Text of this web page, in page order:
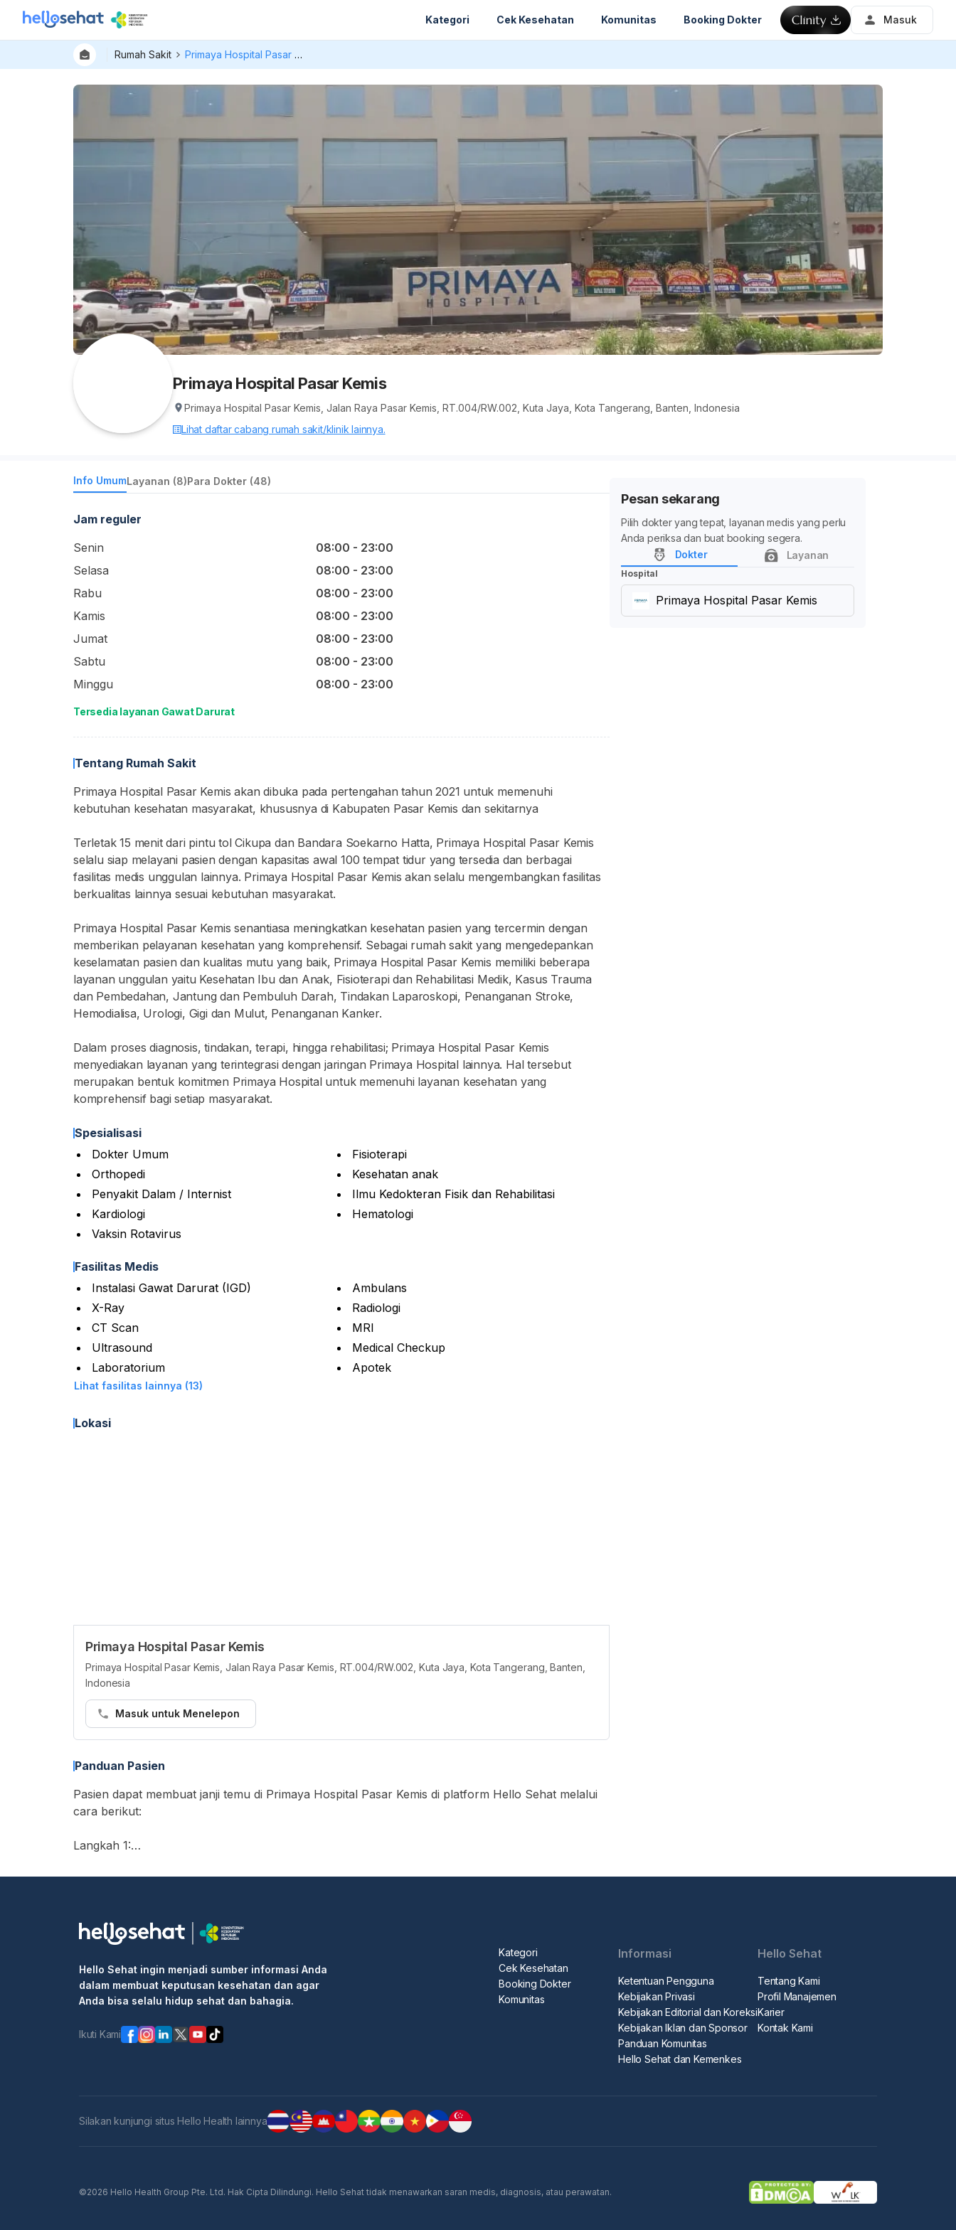
Kategori Cek Kesehatan Komunitas Booking Dokter Masuk
Rumah Sakit Primaya Hospital Pasar Kemis
Primaya Hospital Pasar Kemis
Primaya Hospital Pasar Kemis, Jalan Raya Pasar Kemis, RT.004/RW.002, Kuta Jaya, Kota Tangerang, Banten, Indonesia
Lihat daftar cabang rumah sakit/klinik lainnya.
Info UmumLayanan (8)Para Dokter (48)
Jam reguler
Senin
08:00 - 23:00
Selasa
08:00 - 23:00
Rabu
08:00 - 23:00
Kamis
08:00 - 23:00
Jumat
08:00 - 23:00
Sabtu
08:00 - 23:00
Minggu
08:00 - 23:00
Tersedia layanan Gawat Darurat
Tentang Rumah Sakit
Primaya Hospital Pasar Kemis akan dibuka pada pertengahan tahun 2021 untuk memenuhi
kebutuhan kesehatan masyarakat, khususnya di Kabupaten Pasar Kemis dan sekitarnya
Terletak 15 menit dari pintu tol Cikupa dan Bandara Soekarno Hatta, Primaya Hospital Pasar Kemis
selalu siap melayani pasien dengan kapasitas awal 100 tempat tidur yang tersedia dan berbagai
fasilitas medis unggulan lainnya. Primaya Hospital Pasar Kemis akan selalu mengembangkan fasilitas
berkualitas lainnya sesuai kebutuhan masyarakat.
Primaya Hospital Pasar Kemis senantiasa meningkatkan kesehatan pasien yang tercermin dengan
memberikan pelayanan kesehatan yang komprehensif. Sebagai rumah sakit yang mengedepankan
keselamatan pasien dan kualitas mutu yang baik, Primaya Hospital Pasar Kemis memiliki beberapa
layanan unggulan yaitu Kesehatan Ibu dan Anak, Fisioterapi dan Rehabilitasi Medik, Kasus Trauma
dan Pembedahan, Jantung dan Pembuluh Darah, Tindakan Laparoskopi, Penanganan Stroke,
Hemodialisa, Urologi, Gigi dan Mulut, Penanganan Kanker.
Dalam proses diagnosis, tindakan, terapi, hingga rehabilitasi; Primaya Hospital Pasar Kemis
menyediakan layanan yang terintegrasi dengan jaringan Primaya Hospital lainnya. Hal tersebut
merupakan bentuk komitmen Primaya Hospital untuk memenuhi layanan kesehatan yang
komprehensif bagi setiap masyarakat.
Spesialisasi
Dokter Umum
Fisioterapi
Orthopedi
Kesehatan anak
Penyakit Dalam / Internist
Ilmu Kedokteran Fisik dan Rehabilitasi
Kardiologi
Hematologi
Vaksin Rotavirus
Fasilitas Medis
Instalasi Gawat Darurat (IGD)
Ambulans
X-Ray
Radiologi
CT Scan
MRI
Ultrasound
Medical Checkup
Laboratorium
Apotek
Lihat fasilitas lainnya (13)
Lokasi
Primaya Hospital Pasar Kemis
Primaya Hospital Pasar Kemis, Jalan Raya Pasar Kemis, RT.004/RW.002, Kuta Jaya, Kota Tangerang, Banten,
Indonesia
Masuk untuk Menelepon
Panduan Pasien
Pasien dapat membuat janji temu di Primaya Hospital Pasar Kemis di platform Hello Sehat melalui
cara berikut:
Langkah 1:
• Masukkan "Primaya Hospital Pasar Kemis" di kotak pencarian
• Isi informasi pribadi Anda dan selesaikan pemesanan
Langkah 2: Pergi ke rumah sakit atau klinik terjadwal, pergi ke konter penerimaan medis, tunjukkan
informasi pemesanan kepada resepsionis/perawat
Langkah 3: Masuk ke klinik untuk pemeriksaan.
Pesan sekarang
Pilih dokter yang tepat, layanan medis yang perlu
Anda periksa dan buat booking segera.
Dokter
Layanan
Hospital
Hello Sehat ingin menjadi sumber informasi Anda
dalam membuat keputusan kesehatan dan agar
Anda bisa selalu hidup sehat dan bahagia.
Ikuti Kami
Kategori
Cek Kesehatan
Booking Dokter
Komunitas
Informasi
Ketentuan Pengguna
Kebijakan Privasi
Kebijakan Editorial dan Koreksi
Kebijakan Iklan dan Sponsor
Panduan Komunitas
Hello Sehat dan Kemenkes
Hello Sehat
Tentang Kami
Profil Manajemen
Karier
Kontak Kami
Silakan kunjungi situs Hello Health lainnya
©2026 Hello Health Group Pte. Ltd. Hak Cipta Dilindungi. Hello Sehat tidak menawarkan saran medis, diagnosis, atau perawatan.